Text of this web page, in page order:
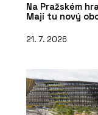
Na Pražském
Mají tu nový
21. 7. 2026